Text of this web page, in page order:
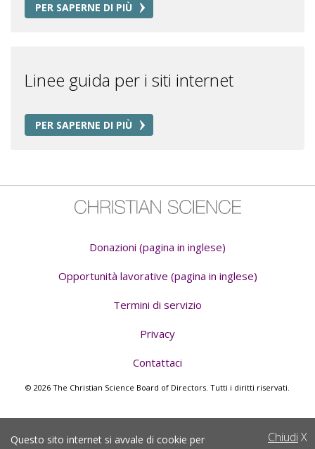
PER SAPERNE DI PIÙ
Linee guida per i siti internet
PER SAPERNE DI PIÙ
Donazioni (pagina in inglese)
Opportunità lavorative (pagina in inglese)
Termini di servizio
Privacy
Contattaci
© 2026 The Christian Science Board of Directors. Tutti i diritti riservati.
ChiudiX
Questo sito internet si avvale di cookie per